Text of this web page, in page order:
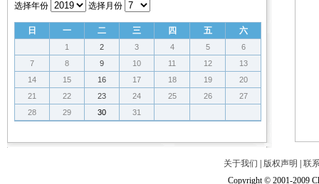
选择年份 选择月份
日 一 二 三 四 五 六
1 2 3 4 5
6
7
8 9 10 11 12
13
14
15 16 17 18 19
20
21
22 23 24 25 26
27
28
29 30 31
关于我们 版权声明
联
Copyright © 2001-2009